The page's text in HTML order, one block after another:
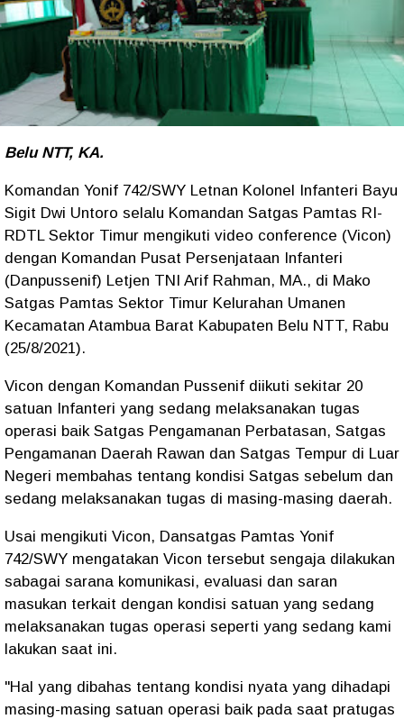
Belu NTT, KA.
Komandan Yonif 742/SWY Letnan Kolonel Infanteri Bayu
Sigit Dwi Untoro selalu Komandan Satgas Pamtas RI-
RDTL Sektor Timur mengikuti video conference (Vicon)
dengan Komandan Pusat Persenjataan Infanteri
(Danpussenif) Letjen TNI Arif Rahman, MA., di Mako
Satgas Pamtas Sektor Timur Kelurahan Umanen
Kecamatan Atambua Barat Kabupaten Belu NTT, Rabu
(25/8/2021).
Vicon dengan Komandan Pussenif diikuti sekitar 20
satuan Infanteri yang sedang melaksanakan tugas
operasi baik Satgas Pengamanan Perbatasan, Satgas
Pengamanan Daerah Rawan dan Satgas Tempur di Luar
Negeri membahas tentang kondisi Satgas sebelum dan
sedang melaksanakan tugas di masing-masing daerah.
Usai mengikuti Vicon, Dansatgas Pamtas Yonif
742/SWY mengatakan Vicon tersebut sengaja dilakukan
sabagai sarana komunikasi, evaluasi dan saran
masukan terkait dengan kondisi satuan yang sedang
melaksanakan tugas operasi seperti yang sedang kami
lakukan saat ini.
"Hal yang dibahas tentang kondisi nyata yang dihadapi
masing-masing satuan operasi baik pada saat pratugas